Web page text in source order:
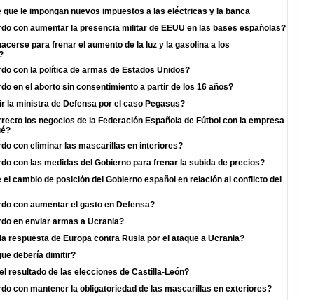
que le impongan nuevos impuestos a las eléctricas y la banca
con aumentar la presencia militar de EEUU en las bases españolas?
para frenar el aumento de la luz y la gasolina a los
con la política de armas de Estados Unidos?
en el aborto sin consentimiento a partir de los 16 años?
la ministra de Defensa por el caso Pegasus?
los negocios de la Federación Española de Fútbol con la empresa
con eliminar las mascarillas en interiores?
con las medidas del Gobierno para frenar la subida de precios?
el cambio de posición del Gobierno español en relación al conflicto del
con aumentar el gasto en Defensa?
en enviar armas a Ucrania?
respuesta de Europa contra Rusia por el ataque a Ucrania?
debería dimitir?
resultado de las elecciones de Castilla-León?
con mantener la obligatoriedad de las mascarillas en exteriores?